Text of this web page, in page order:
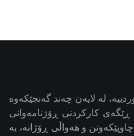
لە لایەن چەند گەنجێكه‌وه‌
کارکردنی ڕۆژنامەوانی
و هەواڵی ڕۆژانە، بە